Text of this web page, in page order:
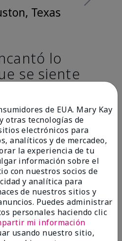
Texas
lo
se siente
Tiene
mate
y no se
en la
de piel:
Fla.
de EUA. Mary Kay
otras tecnologías de
electrónicos para
analíticos y de mercadeo,
la experiencia de tu
información sobre el
con nuestros socios de
y analítica para
de nuestros sitios y
Puedes administrar
personales haciendo clic
mi información
usando nuestro sitio,